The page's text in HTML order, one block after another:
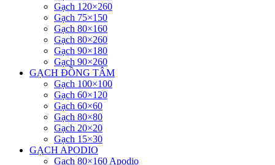
Gạch 120×260
Gạch 75×150
Gạch 80×160
Gạch 80×260
Gạch 90×180
Gạch 90×260
GẠCH ĐỒNG TÂM
Gạch 100×100
Gạch 60×120
Gạch 60×60
Gạch 80×80
Gạch 20×20
Gạch 15×30
GẠCH APODIO
Gạch 80×160 Apodio